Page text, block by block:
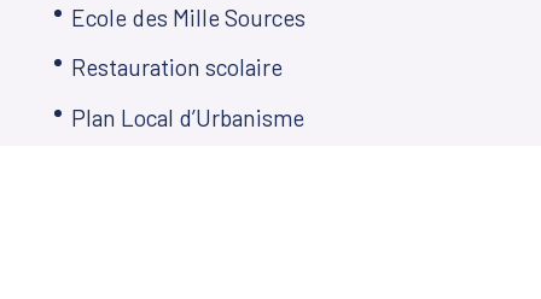
Ecole des Mille Sources
Restauration scolaire
Plan Local d’Urbanisme